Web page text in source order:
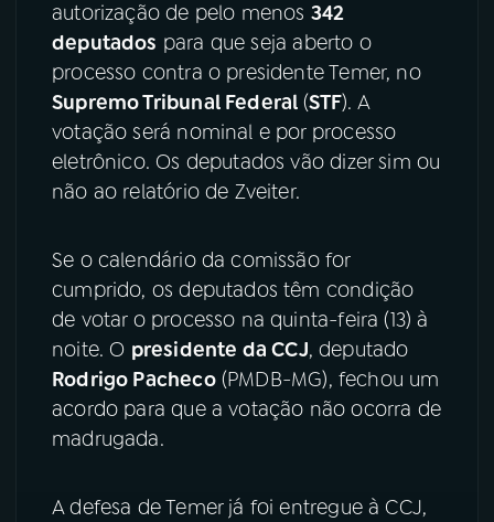
autorização de pelo menos 342
deputados para que seja aberto o
processo contra o presidente Temer, no
Supremo Tribunal Federal (STF). A
votação será nominal e por processo
eletrônico. Os deputados vão dizer sim ou
não ao relatório de Zveiter.
Se o calendário da comissão for
cumprido, os deputados têm condição
de votar o processo na quinta-feira (13) à
noite. O presidente da CCJ, deputado
Rodrigo Pacheco(PMDB-MG), fechou um
acordo para que a votação não ocorra de
madrugada.
A defesa de Temer já foi entregue à CCJ,